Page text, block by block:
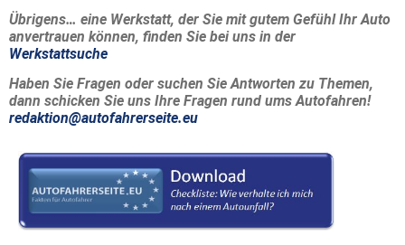
Übrigens… eine Werkstatt, der Sie mit gutem Gefühl Ihr Auto
anvertrauen können, finden Sie bei uns in der
Werkstattsuche
Haben Sie Fragen oder suchen Sie Antworten zu Themen,
dann schicken Sie uns Ihre Fragen rund ums Autofahren!
redaktion@autofahrerseite.eu